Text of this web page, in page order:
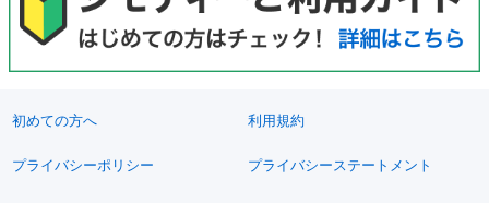
初めての方へ 利用規約
プライバシーポリシー プライバシーステートメント